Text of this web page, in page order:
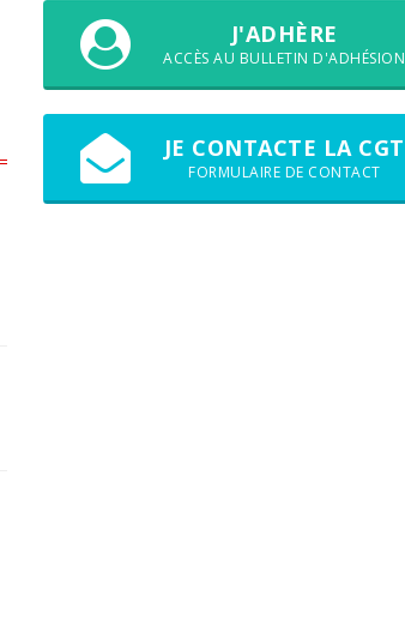
J'ADHÈRE
ACCÈS AU BULLETIN D'ADHÉSION
JE CONTACTE LA CGT
FORMULAIRE DE CONTACT